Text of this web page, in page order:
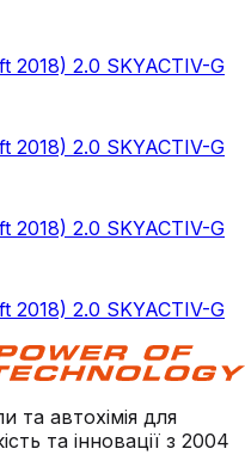
2018) 2.0 SKYACTIV-G
2018) 2.0 SKYACTIV-G
2018) 2.0 SKYACTIV-G
2018) 2.0 SKYACTIV-G
та автохімія для
та інновації з 2004